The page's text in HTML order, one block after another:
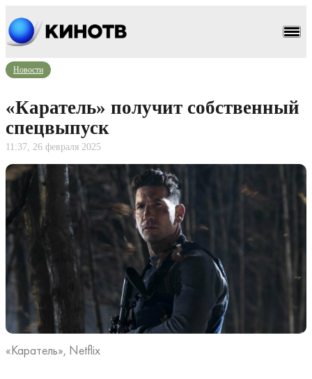
Новости
«Каратель» получит собственный
спецвыпуск
11:37, 26 февраля 2025
«Каратель», Netflix